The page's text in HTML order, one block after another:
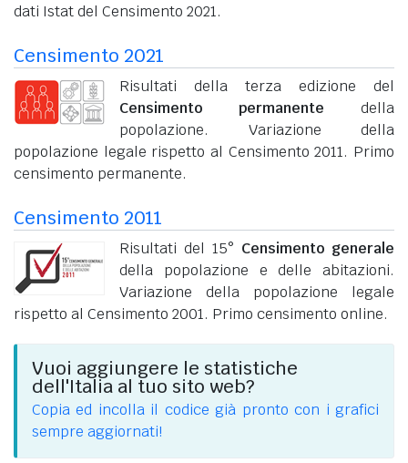
dati Istat del Censimento 2021.
Censimento 2021
Risultati della terza edizione del
Censimento permanente della
popolazione. Variazione della
popolazione legale rispetto al Censimento 2011. Primo
censimento permanente.
Censimento 2011
Risultati del 15° Censimento generale
della popolazione e delle abitazioni.
Variazione della popolazione legale
rispetto al Censimento 2001. Primo censimento online.
Vuoi aggiungere le statistiche
dell'Italia al tuo sito web?
Copia ed incolla il codice già pronto con i grafici
sempre aggiornati!